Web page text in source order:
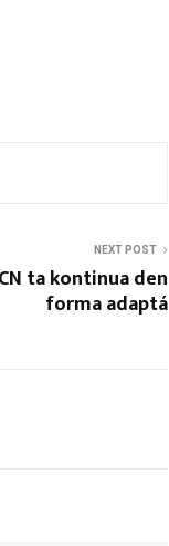
NEXT POST
ta kontinua den
forma adaptá